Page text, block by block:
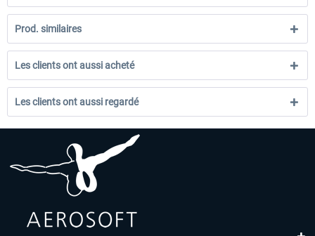
Prod. similaires
Les clients ont aussi acheté
Les clients ont aussi regardé